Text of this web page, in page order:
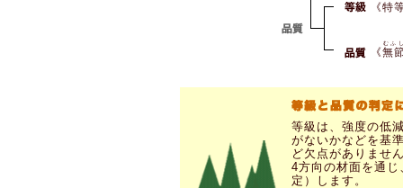
《特
《無
むふ
等級は、強度の低
がないかなどを基
ど欠点がありませ
4方向の材面を通
定）します。